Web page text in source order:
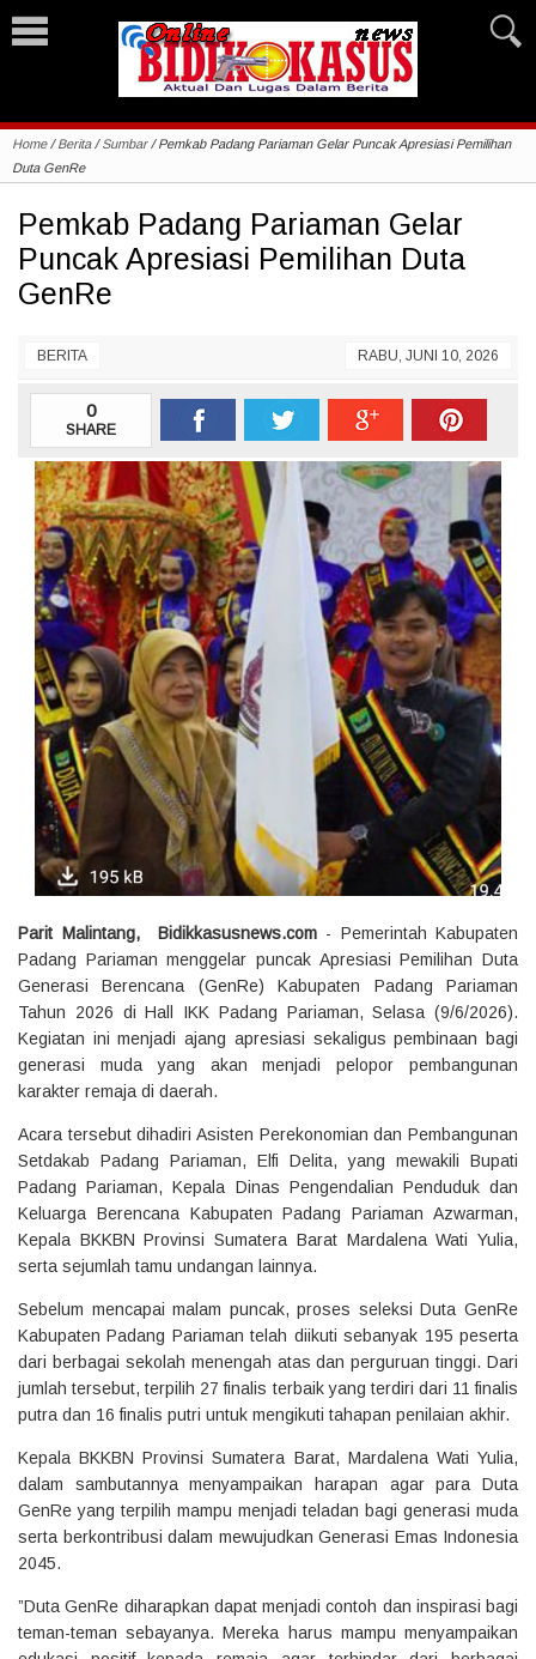
Home/Berita/Sumbar/Pemkab Padang Pariaman Gelar Puncak Apresiasi Pemilihan
Duta GenRe
Pemkab Padang Pariaman Gelar
Puncak Apresiasi Pemilihan Duta
GenRe
BERITA RABU, JUNI 10, 2026
0
SHARE
Parit Malintang, Bidikkasusnews.com- Pemerintah Kabupaten
Padang Pariaman menggelar puncak Apresiasi Pemilihan Duta
Generasi Berencana (GenRe) Kabupaten Padang Pariaman
Tahun 2026 di Hall IKK Padang Pariaman, Selasa (9/6/2026).
Kegiatan ini menjadi ajang apresiasi sekaligus pembinaan bagi
generasi muda yang akan menjadi pelopor pembangunan
karakter remaja di daerah.
‎Acara tersebut dihadiri Asisten Perekonomian dan Pembangunan
Setdakab Padang Pariaman, Elfi Delita, yang mewakili Bupati
Padang Pariaman, Kepala Dinas Pengendalian Penduduk dan
Keluarga Berencana Kabupaten Padang Pariaman Azwarman,
Kepala BKKBN Provinsi Sumatera Barat Mardalena Wati Yulia,
serta sejumlah tamu undangan lainnya.
‎Sebelum mencapai malam puncak, proses seleksi Duta GenRe
Kabupaten Padang Pariaman telah diikuti sebanyak 195 peserta
dari berbagai sekolah menengah atas dan perguruan tinggi. Dari
jumlah tersebut, terpilih 27 finalis terbaik yang terdiri dari 11 finalis
putra dan 16 finalis putri untuk mengikuti tahapan penilaian akhir.
‎Kepala BKKBN Provinsi Sumatera Barat, Mardalena Wati Yulia,
dalam sambutannya menyampaikan harapan agar para Duta
GenRe yang terpilih mampu menjadi teladan bagi generasi muda
serta berkontribusi dalam mewujudkan Generasi Emas Indonesia
2045.
‎”Duta GenRe diharapkan dapat menjadi contoh dan inspirasi bagi
teman-teman sebayanya. Mereka harus mampu menyampaikan